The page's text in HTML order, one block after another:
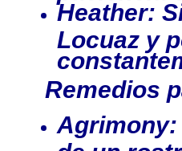
Heather:
Locuaz y
Remedios
Agrimony: